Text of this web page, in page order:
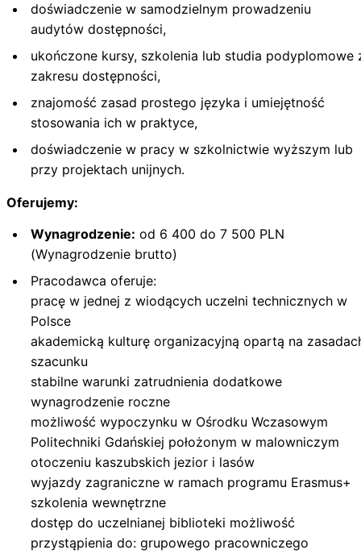
doświadczenie w samodzielnym prowadzeniu
audytów dostępności,
ukończone kursy, szkolenia lub studia podyplomowe
zakresu dostępności,
znajomość zasad prostego języka i umiejętność
stosowania ich w praktyce,
doświadczenie w pracy w szkolnictwie wyższym lub
przy projektach unijnych.
Oferujemy:
Wynagrodzenie: od 6 400 do 7 500 PLN
(Wynagrodzenie brutto)
Pracodawca oferuje:
pracę w jednej z wiodących uczelni technicznych w
Polsce
akademicką kulturę organizacyjną opartą na
szacunku
stabilne warunki zatrudnienia dodatkowe
wynagrodzenie roczne
możliwość wypoczynku w Ośrodku Wczasowym
Politechniki Gdańskiej położonym w malowniczym
otoczeniu kaszubskich jezior i lasów
wyjazdy zagraniczne w ramach programu Erasmus+
szkolenia wewnętrzne
dostęp do uczelnianej biblioteki możliwość
przystąpienia do: grupowego pracowniczego